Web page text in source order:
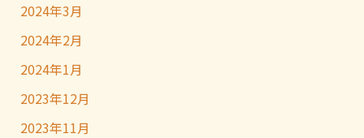
2024年3月
2024年2月
2024年1月
2023年12月
2023年11月